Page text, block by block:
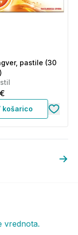
pastile (30
košarico
vrednota.